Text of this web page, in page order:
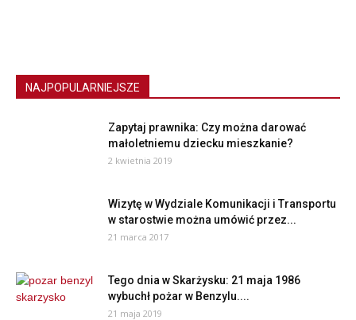
NAJPOPULARNIEJSZE
Zapytaj prawnika: Czy można darować
małoletniemu dziecku mieszkanie?
2 kwietnia 2019
Wizytę w Wydziale Komunikacji i Transportu
w starostwie można umówić przez...
21 marca 2017
Tego dnia w Skarżysku: 21 maja 1986
wybuchł pożar w Benzylu....
21 maja 2019